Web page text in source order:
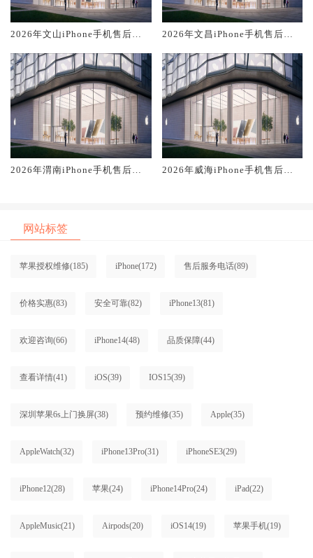
2026年文山iPhone手机售后服
口碑排名对比知名
2026年文昌iPhone手机售后服
口碑排名对比知名
2026年渭南iPhone手机售后服
2026年威海iPhone手机售后服
网站标签
苹果授权维修(185) iPhone(172) 售后服务电话(89)
价格实惠(83) 安全可靠(82) iPhone13(81)
欢迎咨询(66) iPhone14(48) 品质保障(44)
查看详情(41) iOS(39) IOS15(39)
深圳苹果6s上门换屏(38) 预约维修(35) Apple(35)
AppleWatch(32) iPhone13Pro(31) iPhoneSE3(29)
iPhone12(28) 苹果(24) iPhone14Pro(24) iPad(22)
AppleMusic(21) Airpods(20) iOS14(19) 苹果手机(19)